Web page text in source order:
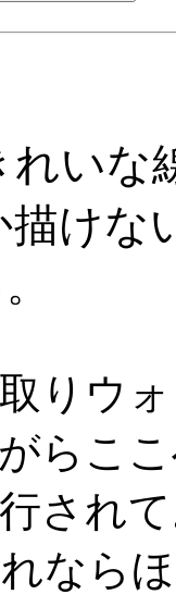
れいな
描けな
。
りウ
らこ
され
なら